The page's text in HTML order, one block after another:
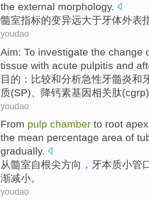
the external morphology.
髓室指标的变异远大于牙体外表
youdao
Aim: To investigate the change
tissue with acute pulpitis and
目的 ：比较和分析急性牙髓炎和
质(SP)、降钙素基因相关肽(cgrp)
youdao
From pulp chamber to root apex
the mean percentage area of
gradually.
从髓室自根尖方向，牙本质小管
渐减小。
youdao